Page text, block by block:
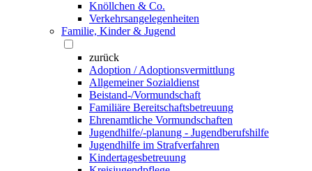
Knöllchen & Co.
Verkehrsangelegenheiten
Familie, Kinder & Jugend
zurück
Adoption / Adoptionsvermittlung
Allgemeiner Sozialdienst
Beistand-/Vormundschaft
Familiäre Bereitschaftsbetreuung
Ehrenamtliche Vormundschaften
Jugendhilfe/-planung - Jugendberufshilfe
Jugendhilfe im Strafverfahren
Kindertagesbetreuung